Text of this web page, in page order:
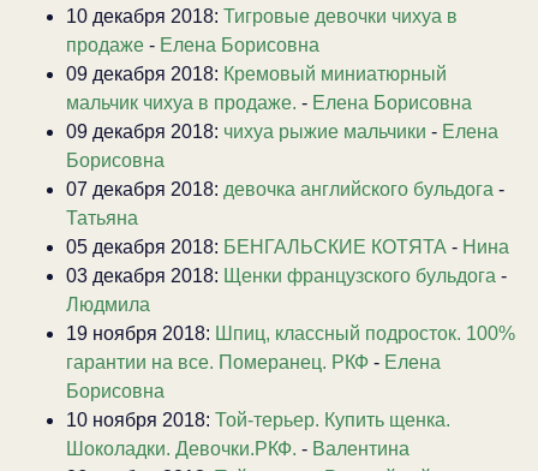
10 декабря 2018: Тигровые девочки чихуа в
продаже - Елена Борисовна
09 декабря 2018: Кремовый миниатюрный
мальчик чихуа в продаже. - Елена Борисовна
09 декабря 2018: чихуа рыжие мальчики - Елена
Борисовна
07 декабря 2018: девочка английского бульдога -
Татьяна
05 декабря 2018: БЕНГАЛЬСКИЕ КОТЯТА - Нина
03 декабря 2018: Щенки французского бульдога -
Людмила
19 ноября 2018: Шпиц, классный подросток. 100%
гарантии на все. Померанец. РКФ - Елена
Борисовна
10 ноября 2018: Той-терьер. Купить щенка.
Шоколадки. Девочки.РКФ. - Валентина